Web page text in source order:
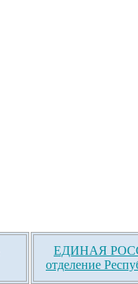
ЕДИНАЯ
отделение